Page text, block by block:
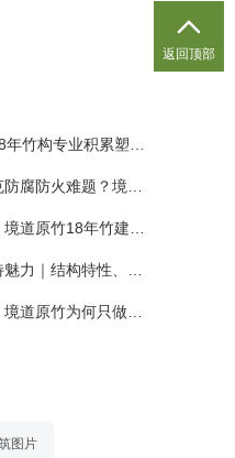
图片

返回顶部